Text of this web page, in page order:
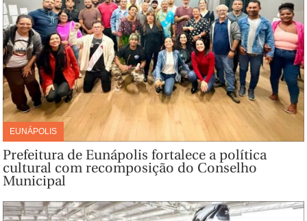
EUNÁPOLIS
Prefeitura de Eunápolis fortalece a política
cultural com recomposição do Conselho
Municipal